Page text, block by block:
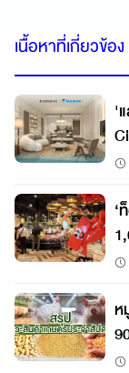
เนื้อหาที่เกี่ยวข้อง
'
‘
ห
กิ